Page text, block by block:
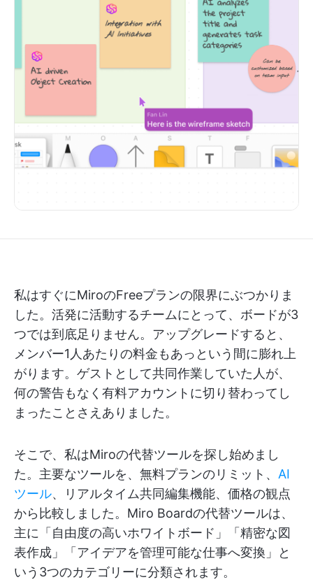
私はすぐにMiroのFreeプランの限界にぶつかりま
した。活発に活動するチームにとって、ボードが3
つでは到底足りません。アップグレードすると、
メンバー1人あたりの料金もあっという間に膨れ上
がります。ゲストとして共同作業していた人が、
何の警告もなく有料アカウントに切り替わってし
まったことさえありました。
そこで、私はMiroの代替ツールを探し始めまし
た。主要なツールを、無料プランのリミット、 AI
ツール、リアルタイム共同編集機能、価格の観点
から比較しました。Miro Boardの代替ツールは、
主に「自由度の高いホワイトボード」「精密な図
表作成」「アイデアを管理可能な仕事へ変換」と
いう3つのカテゴリーに分類されます。